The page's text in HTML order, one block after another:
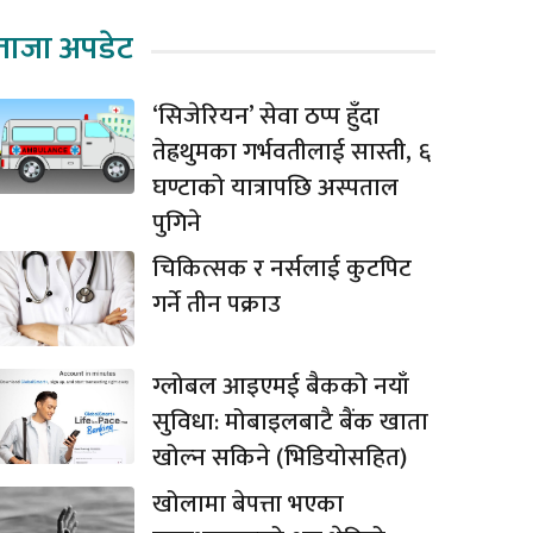
अपडेट
‘सिजेरियन’ सेवा ठप्प हुँदा
तेह्रथुमका गर्भवतीलाई सास्ती, ६
घण्टाको यात्रापछि अस्पताल
पुगिने
चिकित्सक र नर्सलाई कुटपिट
गर्ने तीन पक्राउ
ग्लोबल आइएमई बैकको नयाँ
सुविधा: मोबाइलबाटै बैंक खाता
खोल्न सकिने (भिडियोसहित)
खोलामा बेपत्ता भएका